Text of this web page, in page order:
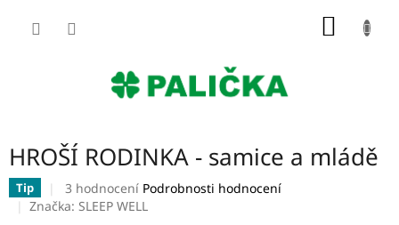
HROŠÍ RODINKA - samice a mládě
Tip
Průměrné
hodnocení
3 hodnocení Podrobnosti hodnocení
Značka: SLEEP WELL